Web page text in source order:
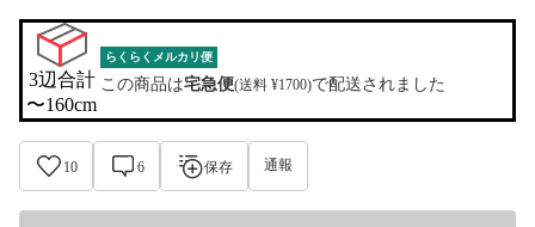
3辺合計
〜160cm
らくらくメルカリ便
この商品は宅急便(送料 ¥1700)で配送されました
10 6 保存 通報